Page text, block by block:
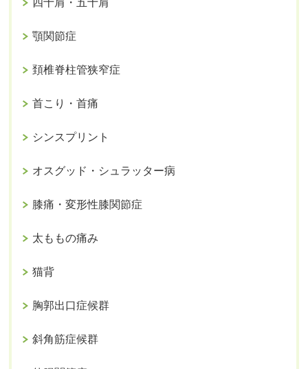
顎関節症
頚椎脊柱管狭窄症
首こり・首痛
シンスプリント
オスグッド・シュラッター病
膝痛・変形性膝関節症
太ももの痛み
猫背
胸郭出口症候群
斜角筋症候群